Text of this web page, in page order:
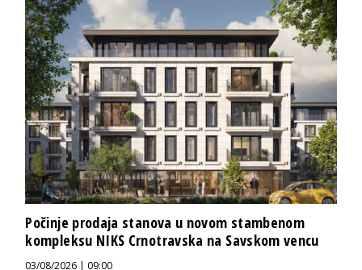
Počinje prodaja stanova u novom stambenom
kompleksu NIKS Crnotravska na Savskom vencu
03/08/2026 | 09:00